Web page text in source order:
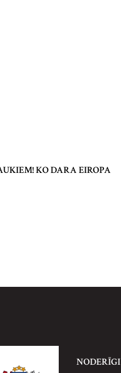
KO DARA EIROPA
NODERĪGI